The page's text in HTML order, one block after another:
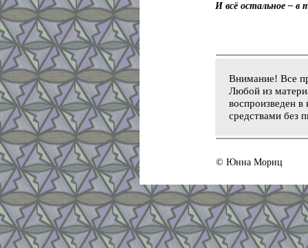
И всё остальное – в
Внимание! Все
Любой из
воспроизведен
средствами без
© Юнна Мориц